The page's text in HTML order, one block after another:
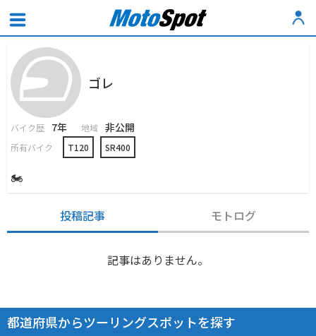
ゴレ
バイク歴 7年 地域 非公開
所有バイク T120 SR400
🏍
投稿記事 モトログ
記事はありません。
都道府県からツーリングスポットを探す